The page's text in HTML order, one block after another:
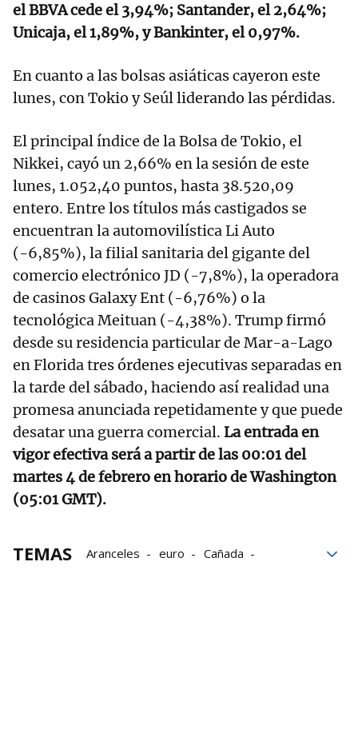
el BBVA cede el 3,94%; Santander, el 2,64%;
Unicaja, el 1,89%, y Bankinter, el 0,97%.
En cuanto a las bolsas asiáticas cayeron este
lunes, con Tokio y Seúl liderando las pérdidas.
El principal índice de la Bolsa de Tokio, el
Nikkei, cayó un 2,66% en la sesión de este
lunes, 1.052,40 puntos, hasta 38.520,09
entero. Entre los títulos más castigados se
encuentran la automovilística Li Auto
(-6,85%), la filial sanitaria del gigante del
comercio electrónico JD (-7,8%), la operadora
de casinos Galaxy Ent (-6,76%) o la
tecnológica Meituan (-4,38%). Trump firmó
desde su residencia particular de Mar-a-Lago
en Florida tres órdenes ejecutivas separadas en
la tarde del sábado, haciendo así realidad una
promesa anunciada repetidamente y que puede
desatar una guerra comercial. La entrada en
vigor efectiva será a partir de las 00:01 del
martes 4 de febrero en horario de Washington
(05:01 GMT).
TEMAS Aranceles euro
Cañada